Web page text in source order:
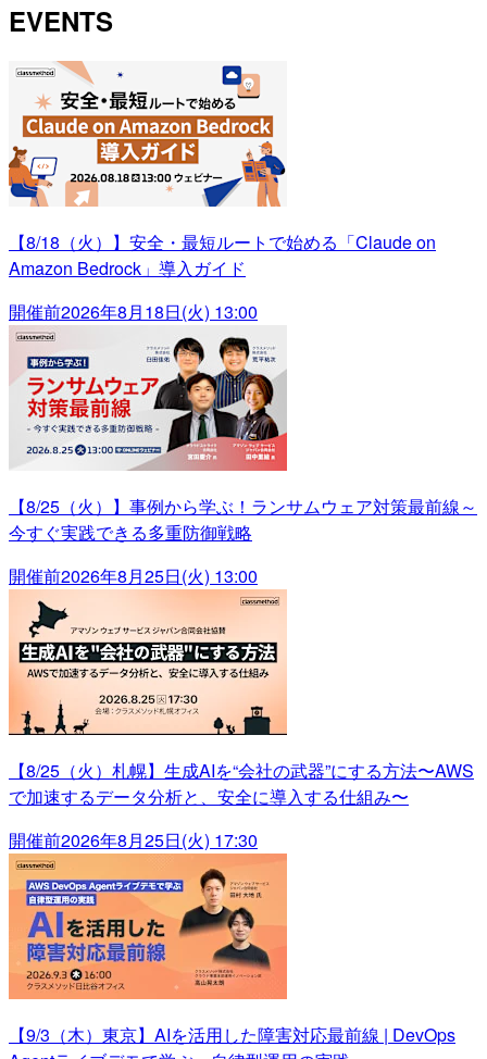
EVENTS
【8/18（火）】安全・最短ルートで始める「Claude on
Amazon Bedrock」導入ガイド
開催前2026年8月18日(火) 13:00
【8/25（火）】事例から学ぶ！ランサムウェア対策最前線～
今すぐ実践できる多重防御戦略
開催前2026年8月25日(火) 13:00
【8/25（火）札幌】生成AIを“会社の武器”にする方法〜AWS
で加速するデータ分析と、安全に導入する仕組み〜
開催前2026年8月25日(火) 17:30
【9/3（木）東京】AIを活用した障害対応最前線 | DevOps